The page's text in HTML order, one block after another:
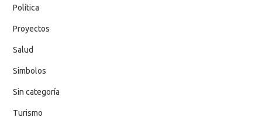
Política
Proyectos
Salud
Simbolos
Sin categoría
Turismo